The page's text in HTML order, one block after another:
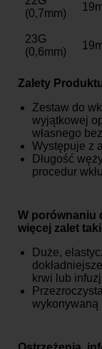
(0,7mm)
23G
(0,6mm)
Zalety
Zestaw do
wyjątkowej
własnego
Występuje z
Długość
procedur
W porównaniu
więcej zalet
Duże,
krwi lub
wykonywaną